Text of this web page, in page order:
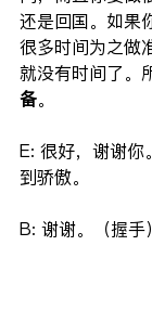
还是回国。如果
很多时间为之做
就没有时间了。
备。
E: 很好，谢谢你
到骄傲。
B: 谢谢。（握手）